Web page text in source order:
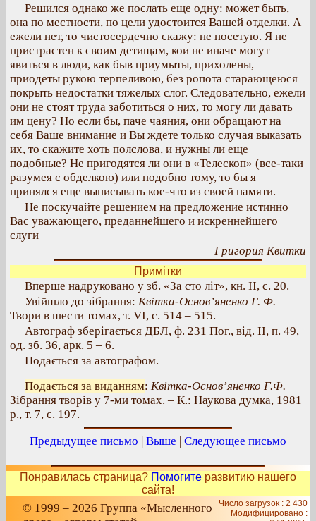
Решился однако же послать еще одну: может быть,
она по местности, по цели удостоится Вашей отделки. А
ежели нет, то чистосердечно скажу: не посетую. Я не
пристрастен к своим детищам, кои не иначе могут
явиться в люди, как быв приумыты, прихолены,
приодеты рукою терпеливою, без ропота старающеюся
покрыть недостатки тяжелых слог. Следовательно, ежели
они не стоят труда заботиться о них, то могу ли давать
им цену? Но если бы, паче чаяния, они обращают на
себя Ваше внимание и Вы ждете только случая выказать
их, то скажите хоть полслова, и нужны ли еще
подобные? Не пригодятся ли они в «Телескоп» (все-таки
разумея с обделкою) или подобно тому, то бы я
принялся еще выписывать кое-что из своей памяти.
Не поскучайте решением на предложение истинно
Вас уважающего, преданнейшего и искреннейшего
слуги
Григория Квитки
Примітки
Вперше надруковано у зб. «За сто літ», кн. II, с. 20.
Увійшло до зібрання: Квітка-Основ’яненко Г. Ф.
Твори в шести томах, т. VI, с. 514 – 515.
Автограф зберігається ДБЛ, ф. 231 Пог., від. II, п. 49,
од. зб. 36, арк. 5 – 6.
Подається за автографом.
Подається за виданням: Квітка-Основ’яненко Г.Ф.
Зібрання творів у 7-ми томах. – К.: Наукова думка, 1981
р., т. 7, с. 197.
Предыдущее письмо | Выше | Следующее письмо
Понравилась страница? Помогите развитию нашего
сайта!
© 1999 – 2026 Группа «Мысленного
Число загрузок : 2 430
Модифицировано :